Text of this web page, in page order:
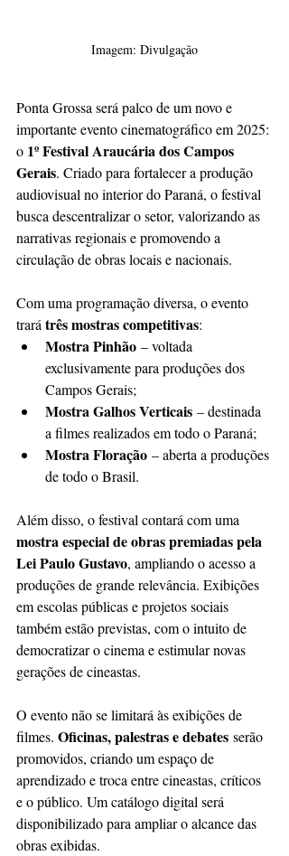
Imagem: Divulgação
Ponta Grossa será palco de um novo e
importante evento cinematográfico em 2025:
o 1º Festival Araucária dos Campos
Gerais. Criado para fortalecer a produção
audiovisual no interior do Paraná, o festival
busca descentralizar o setor, valorizando as
narrativas regionais e promovendo a
circulação de obras locais e nacionais.
Com uma programação diversa, o evento
trará três mostras competitivas:
Mostra Pinhão – voltada
exclusivamente para produções dos
Campos Gerais;
Mostra Galhos Verticais – destinada
a filmes realizados em todo o Paraná;
Mostra Floração – aberta a produções
de todo o Brasil.
Além disso, o festival contará com uma
mostra especial de obras premiadas pela
Lei Paulo Gustavo, ampliando o acesso a
produções de grande relevância. Exibições
em escolas públicas e projetos sociais
também estão previstas, com o intuito de
democratizar o cinema e estimular novas
gerações de cineastas.
O evento não se limitará às exibições de
filmes. Oficinas, palestras e debates serão
promovidos, criando um espaço de
aprendizado e troca entre cineastas, críticos
e o público. Um catálogo digital será
disponibilizado para ampliar o alcance das
obras exibidas.